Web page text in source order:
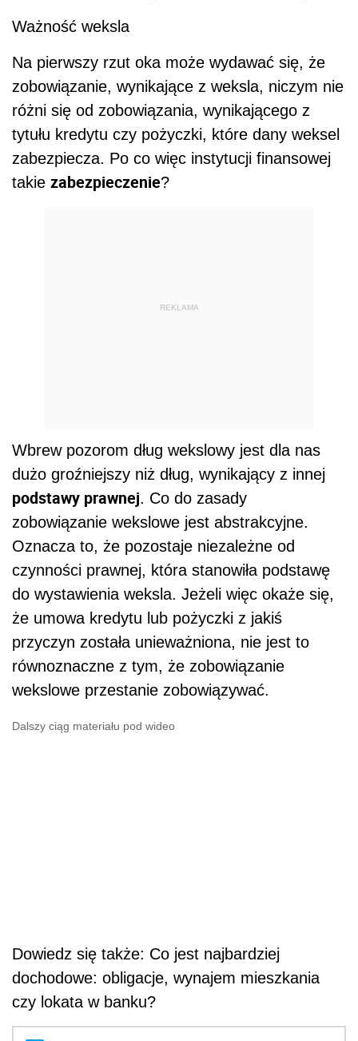
Ważność weksla
Na pierwszy rzut oka może wydawać się, że
zobowiązanie, wynikające z weksla, niczym nie
różni się od zobowiązania, wynikającego z
tytułu kredytu czy pożyczki, które dany weksel
zabezpiecza. Po co więc instytucji finansowej
takie zabezpieczenie?
REKLAMA
Wbrew pozorom dług wekslowy jest dla nas
dużo groźniejszy niż dług, wynikający z innej
podstawy prawnej. Co do zasady
zobowiązanie wekslowe jest abstrakcyjne.
Oznacza to, że pozostaje niezależne od
czynności prawnej, która stanowiła podstawę
do wystawienia weksla. Jeżeli więc okaże się,
że umowa kredytu lub pożyczki z jakiś
przyczyn została unieważniona, nie jest to
równoznaczne z tym, że zobowiązanie
wekslowe przestanie zobowiązywać.
Dalszy ciąg materiału pod wideo
Dowiedz się także: Co jest najbardziej
dochodowe: obligacje, wynajem mieszkania
czy lokata w banku?